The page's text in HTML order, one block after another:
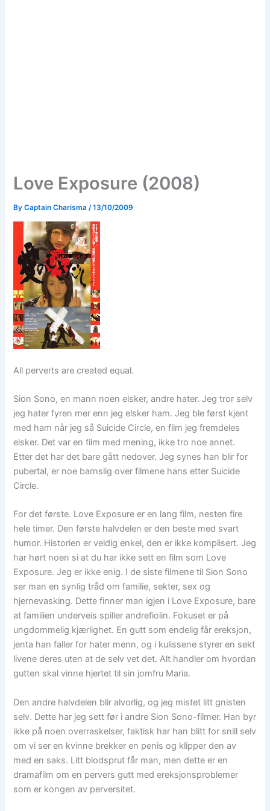
Love Exposure (2008)
ByCaptain Charisma /13/10/2009
All perverts are created equal.
Sion Sono, en mann noen elsker, andre hater. Jeg tror selv
jeg hater fyren mer enn jeg elsker ham. Jeg ble først kjent
med ham når jeg så Suicide Circle, en film jeg fremdeles
elsker. Det var en film med mening, ikke tro noe annet.
Etter det har det bare gått nedover. Jeg synes han blir for
pubertal, er noe barnslig over filmene hans etter Suicide
Circle.
For det første. Love Exposure er en lang film, nesten fire
hele timer. Den første halvdelen er den beste med svart
humor. Historien er veldig enkel, den er ikke komplisert. Jeg
har hørt noen si at du har ikke sett en film som Love
Exposure. Jeg er ikke enig. I de siste filmene til Sion Sono
ser man en synlig tråd om familie, sekter, sex og
hjernevasking. Dette finner man igjen i Love Exposure, bare
at familien underveis spiller andrefiolin. Fokuset er på
ungdommelig kjærlighet. En gutt som endelig får ereksjon,
jenta han faller for hater menn, og i kulissene styrer en sekt
livene deres uten at de selv vet det. Alt handler om hvordan
gutten skal vinne hjertet til sin jomfru Maria.
Den andre halvdelen blir alvorlig, og jeg mistet litt gnisten
selv. Dette har jeg sett før i andre Sion Sono-filmer. Han byr
ikke på noen overraskelser, faktisk har han blitt for snill selv
om vi ser en kvinne brekker en penis og klipper den av
med en saks. Litt blodsprut får man, men dette er en
dramafilm om en pervers gutt med ereksjonsproblemer
som er kongen av perversitet.